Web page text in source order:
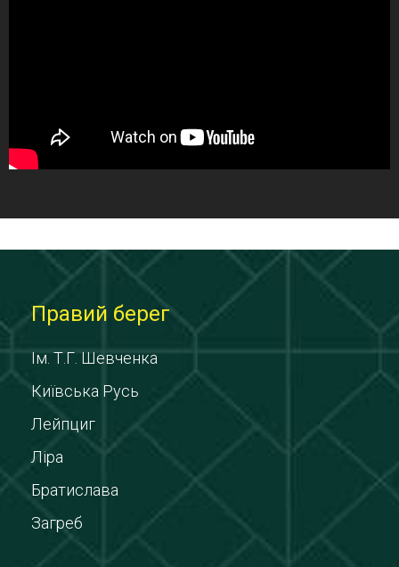
Правий берег
Ім. Т.Г. Шевченка
Київська Русь
Лейпциг
Ліра
Братислава
Загреб